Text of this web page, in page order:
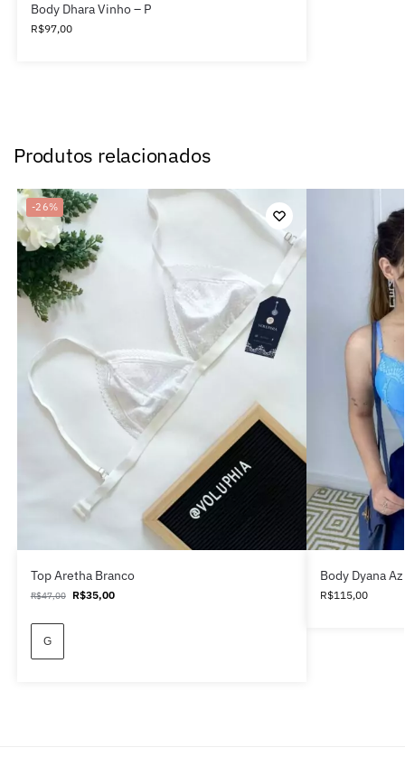
Body Dhara Vinho – P
R$97,00
Produtos relacionados
-26%
Top Aretha Branco
R$47,00 R$35,00
G
Body Dyana
R$115,00